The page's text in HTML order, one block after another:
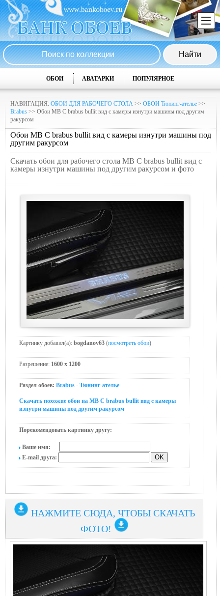
ОБОИ АВАТАРКИ ПОПУЛЯРНОЕ
НАВИГАЦИЯ: ОБОИ ДЛЯ РАБОЧЕГО СТОЛА >> ОБОИ Тюнинг-ателье >>
Brabus >> Обои MB C brabus bullit вид с камеры изнутри машины под другим
ракурсом
Обои MB C brabus bullit вид с камеры изнутри машины под
другим ракурсом
Скачать обои для рабочего стола MB C brabus bullit вид с
камеры изнутри машины под другим ракурсом и фото
Картинку добавил(а): bogdanov63 (посмотреть обои)
Разрешение: 1600 x 1200
Раздел обоев: Brabus - Тюнинг-ателье
Скачать похожие обои на MB C brabus bullit вид с камеры
изнутри машины под другим ракурсом
Порекомендовать картинку другу:
Ваше имя:
E-mail друга:
НАЖМИТЕ СЮДА, ЧТОБЫ СКАЧАТЬ
ФОТО!